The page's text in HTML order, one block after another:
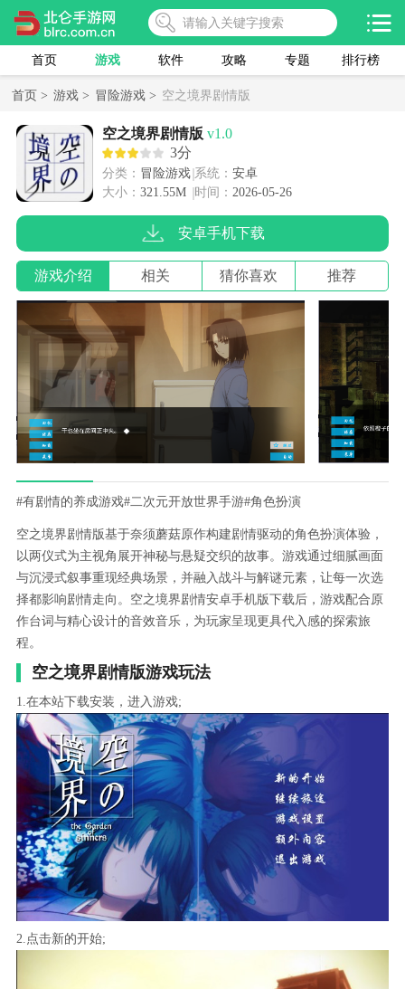
首页 游戏 软件 攻略 专题 排行榜
首页 > 游戏 > 冒险游戏 > 空之境界剧情版
空之境界剧情版 v1.0
3分
分类： 冒险游戏 系统： 安卓
大小： 321.55M 时间： 2026-05-26
安卓手机下载
游戏介绍 相关 猜你喜欢 推荐
#有剧情的养成游戏#二次元开放世界手游#角色扮演
空之境界剧情版基于奈须蘑菇原作构建剧情驱动的角色扮演体验，
以两仪式为主视角展开神秘与悬疑交织的故事。游戏通过细腻画面
与沉浸式叙事重现经典场景，并融入战斗与解谜元素，让每一次选
择都影响剧情走向。空之境界剧情安卓手机版下载后，游戏配合原
作台词与精心设计的音效音乐，为玩家呈现更具代入感的探索旅
程。
空之境界剧情版游戏玩法
1.在本站下载安装，进入游戏;
2.点击新的开始;